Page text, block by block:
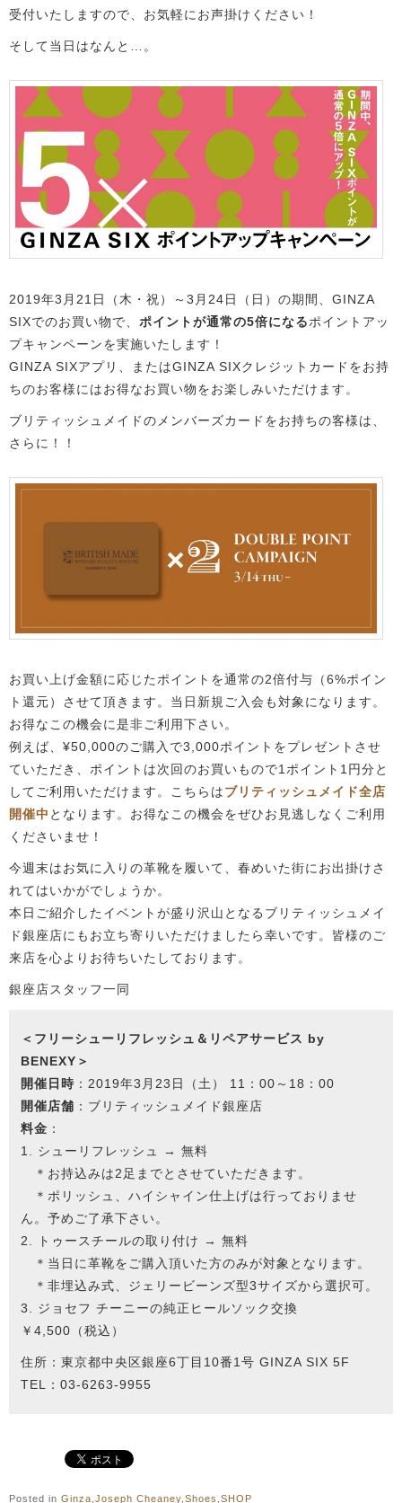
受付いたしますので、お気軽にお声掛けください！
そして当日はなんと…。
2019年3月21日（木・祝）～3月24日（日）の期間、GINZA
SIXでのお買い物で、 ポイントが通常の5倍になるポイントアッ
プキャンペーンを実施いたします！
GINZA SIXアプリ、またはGINZA SIXクレジットカードをお持
ちのお客様にはお得なお買い物をお楽しみいただけます。
ブリティッシュメイドのメンバーズカードをお持ちの客様は、
さらに！！
お買い上げ金額に応じたポイントを通常の2倍付与（6%ポイン
ト還元）させて頂きます。当日新規ご入会も対象になります。
お得なこの機会に是非ご利用下さい。
例えば、¥50,000のご購入で3,000ポイントをプレゼントさせ
ていただき、ポイントは次回のお買いもので1ポイント1円分と
してご利用いただけます。こちらはブリティッシュメイド全店
開催中 となります。お得なこの機会をぜひお見逃しなくご利用
くださいませ！
今週末はお気に入りの革靴を履いて、春めいた街にお出掛けさ
れてはいかがでしょうか。
本日ご紹介したイベントが盛り沢山となるブリティッシュメイ
ド銀座店にもお立ち寄りいただけましたら幸いです。皆様のご
来店を心よりお待ちいたしております。
銀座店スタッフ一同
＜フリーシューリフレッシュ＆リペアサービス by
BENEXY＞
開催日時 ：2019年3月23日（土） 11：00～18：00
開催店舗 ：ブリティッシュメイド銀座店
料金 ：
1. シューリフレッシュ → 無料
＊お持込みは2足までとさせていただきます。
＊ポリッシュ、ハイシャイン仕上げは行っておりませ
ん。予めご了承下さい。
2. トゥースチールの取り付け → 無料
＊当日に革靴をご購入頂いた方のみが対象となります。
＊非埋込み式、ジェリービーンズ型3サイズから選択可。
3. ジョセフ チーニーの純正ヒールソック交換
￥4,500（税込）
住所：東京都中央区銀座6丁目10番1号 GINZA SIX 5F
TEL：03-6263-9955
Posted in Ginza,Joseph Cheaney,Shoes ,SHOP